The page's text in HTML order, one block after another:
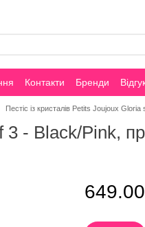
Контакти Бренди
Пестіс із кристалів Petits Joujoux
3 - Black/Pink,